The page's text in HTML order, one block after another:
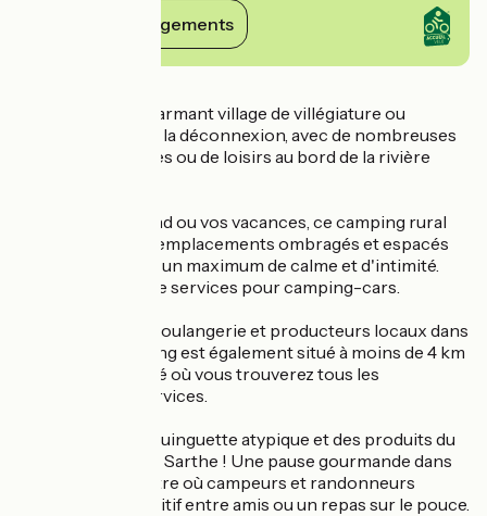
Voir ses engagements
Cheffes est un charmant village de villégiature ou
d’escale propice à la déconnexion, avec de nombreuses
activités culturelles ou de loisirs au bord de la rivière
Pour vos week-end ou vos vacances, ce camping rural
vous propose 39 emplacements ombragés et espacés
vous garantissant un maximum de calme et d'intimité.
Aire d'accueil et de services pour camping-cars.
Bar, restaurants, boulangerie et producteurs locaux dans
le village, le camping est également situé à moins de 4 km
de la ville de Tiercé où vous trouverez tous les
commerces et services.
A proximité, une guinguette atypique et des produits du
terroir en bord de Sarthe ! Une pause gourmande dans
un cadre champêtre où campeurs et randonneurs
partagent un apéritif entre amis ou un repas sur le pouce.